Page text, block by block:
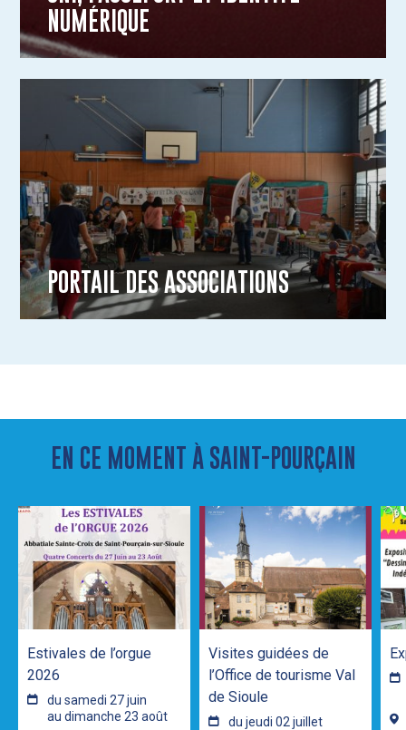
NUMÉRIQUE
PORTAIL DES ASSOCIATIONS
EN CE MOMENT À SAINT-POURÇAIN
Estivales de l’orgue
2026
du samedi 27 juin
au dimanche 23 août
Visites guidées de
l’Office de tourisme Val
de Sioule
du jeudi 02 juillet